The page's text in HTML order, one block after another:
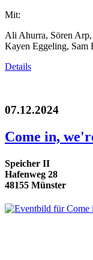
Mit:
Ali Ahurra, Sören
Kayen Eggeling, Sam
Details
07.12.2024
Come in,
Speicher II
Hafenweg 28
48155 Münster